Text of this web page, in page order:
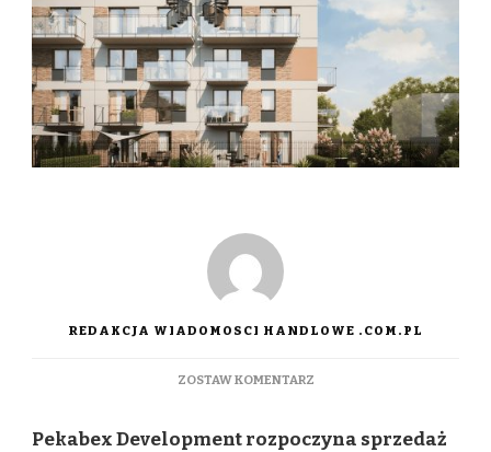
REDAKCJA WIADOMOSCI HANDLOWE .COM.PL
ZOSTAW KOMENTARZDO
PODNOSI
Pekabex Development rozpoczyna sprzedaż